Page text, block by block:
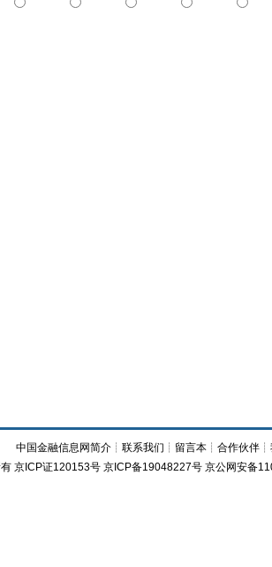
中国金融信息网简介 ┊联系我们 ┊ 留言本 ┊合作伙伴 ┊
京ICP证120153号 京ICP备19048227号 京公网安备